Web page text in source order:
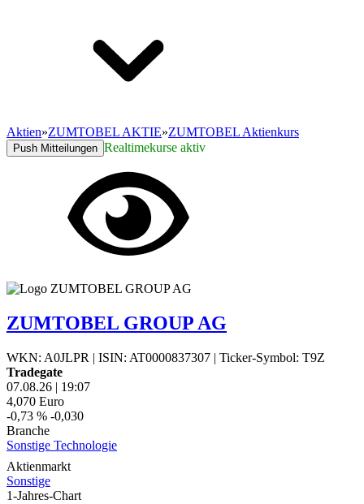
Aktien»ZUMTOBEL AKTIE»ZUMTOBEL Aktienkurs
Push Mitteilungen Realtimekurse aktiv
ZUMTOBEL GROUP AG
WKN: A0JLPR | ISIN: AT0000837307 | Ticker-Symbol: T9Z
Tradegate
07.08.26 | 19:07
4,070 Euro
-0,73 % -0,030
Branche
Sonstige Technologie
Aktienmarkt
Sonstige
1-Jahres-Chart